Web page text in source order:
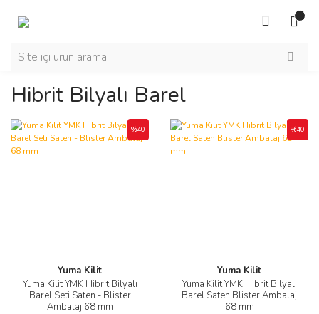
Hibrit Bilyalı Barel
Yuma Kilit
Yuma Kilit YMK Hibrit Bilyalı
Barel Seti Saten - Blister
Ambalaj 68 mm
%40
Yuma Kilit
Yuma Kilit YMK Hibrit Bilyalı
Barel Saten Blister Ambalaj
68 mm
%40